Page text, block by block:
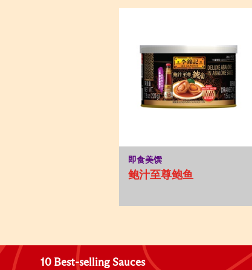
即食美馔
鲍汁至尊鲍鱼
10 Best-selling Sauces